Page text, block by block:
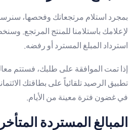
بمجرد استلام مرتجعاتك وفحصها، سنرسل
لإعلامك باستلامنا للمنتج المرتجع.
استرداد المبلغ المسترد أو رفضه.
إذا تمت الموافقة على طلبك، فستتم
تطبيق الرصيد تلقائياً على بطاقتك
في غضون فترة معينة من الأيام.
المبالغ المستردة